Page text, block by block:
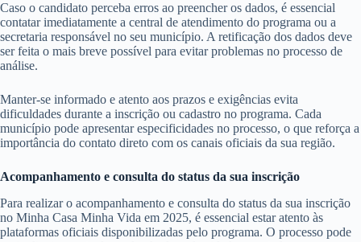
Caso o candidato perceba erros ao preencher os dados, é essencial
contatar imediatamente a central de atendimento do programa ou a
secretaria responsável no seu município. A retificação dos dados deve
ser feita o mais breve possível para evitar problemas no processo de
análise.
Manter-se informado e atento aos prazos e exigências evita
dificuldades durante a inscrição ou cadastro no programa. Cada
município pode apresentar especificidades no processo, o que reforça a
importância do contato direto com os canais oficiais da sua região.
Acompanhamento e consulta do status da sua inscrição
Para realizar o acompanhamento e consulta do status da sua inscrição
no Minha Casa Minha Vida em 2025, é essencial estar atento às
plataformas oficiais disponibilizadas pelo programa. O processo pode